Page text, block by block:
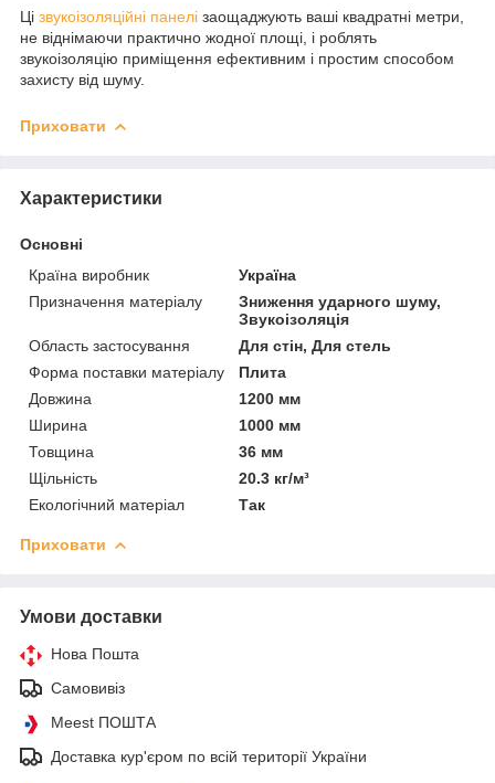
Ці звукоізоляційні панелі заощаджують ваші квадратні метри,
не віднімаючи практично жодної площі, і роблять
звукоізоляцію приміщення ефективним і простим способом
захисту від шуму.
Приховати
Характеристики
Основні
Країна виробник
Україна
Призначення матеріалу
Зниження ударного шуму,
Звукоізоляція
Область застосування
Для стін, Для стель
Форма поставки матеріалу
Плита
Довжина
1200 мм
Ширина
1000 мм
Товщина
36 мм
Щільність
20.3 кг/м³
Екологічний матеріал
Так
Приховати
Умови доставки
Нова Пошта
Самовивіз
Meest ПОШТА
Доставка кур'єром по всій території України